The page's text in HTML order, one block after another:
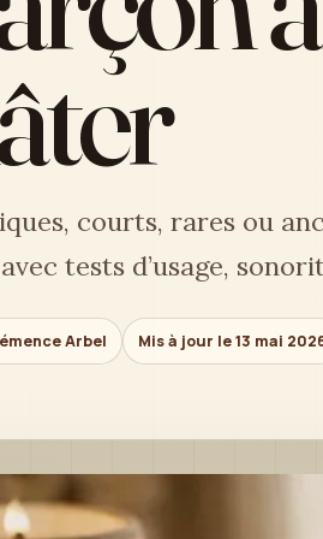
courts, rares ou
tests d’usage,
Arbel Mis à jour le 13 mai